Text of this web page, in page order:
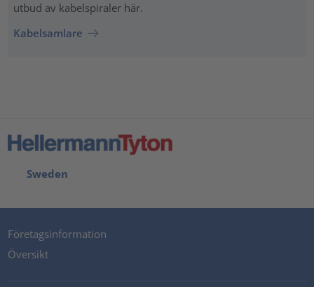
utbud av kabelspiraler här.
Kabelsamlare
Sweden
Företagsinformation
Översikt